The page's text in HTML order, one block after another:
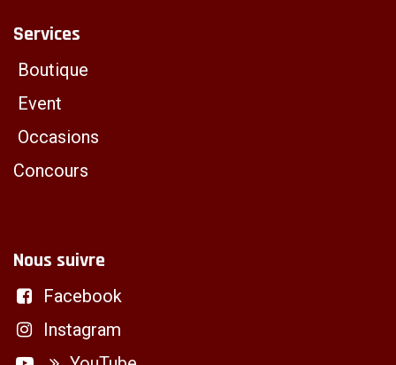
Services
Boutique
Event
Occasions
Concours
Nous suivre
Facebook
Instagram